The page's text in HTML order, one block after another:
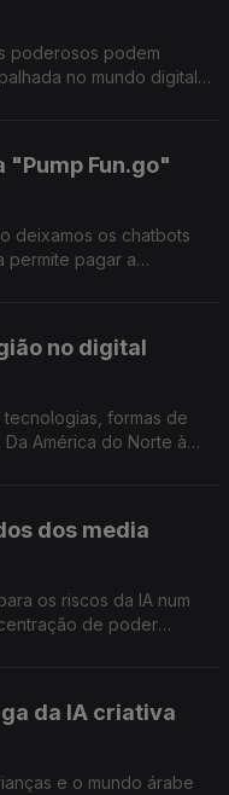
poderosos podem
no mundo digital.
"Pump Fun.go"
deixamos os chatbots
permite pagar a
no digital
formas de
América do Norte à
dos media
os riscos da IA num
de poder
da IA criativa
e o mundo árabe